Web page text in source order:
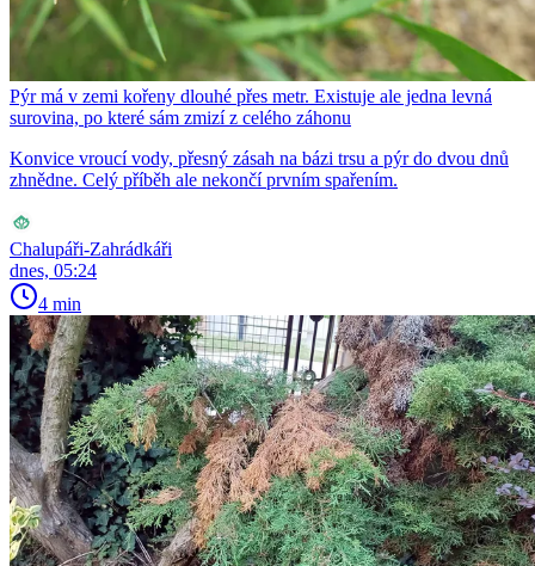
Pýr má v zemi kořeny dlouhé přes metr. Existuje ale jedna levná
surovina, po které sám zmizí z celého záhonu
Konvice vroucí vody, přesný zásah na bázi trsu a pýr do dvou dnů
zhnědne. Celý příběh ale nekončí prvním spařením.
Chalupáři-Zahrádkáři
dnes, 05:24
4 min